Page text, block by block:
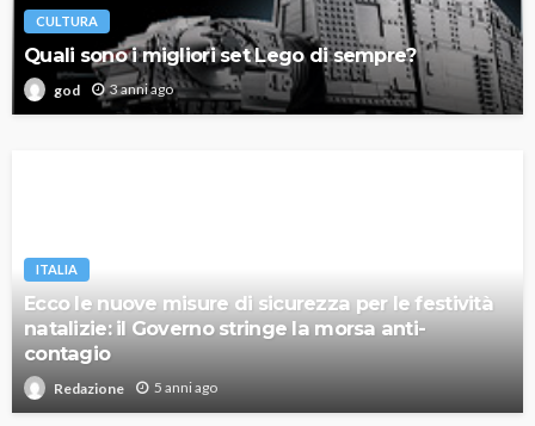
CULTURA
Quali sono i migliori set Lego di sempre?
god 3 anni ago
ITALIA
Ecco le nuove misure di sicurezza per le festività
natalizie: il Governo stringe la morsa anti-
contagio
Redazione 5 anni ago